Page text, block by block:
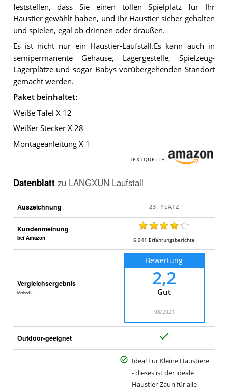
feststellen, dass Sie einen tollen Spielplatz für Ihr
Haustier gewählt haben, und Ihr Haustier sicher gehalten
und spielen, egal ob drinnen oder draußen.
Es ist nicht nur ein Haustier-Laufstall.Es kann auch in
semipermanente Gehäuse, Lagergestelle, Spielzeug-
Lagerplätze und sogar Babys vorübergehenden Standort
gemacht werden.
Paket beinhaltet:
Weiße Tafel X 12
Weißer Stecker X 28
Montageanleitung X 1
TEXTQUELLE:
Datenblatt zu LANGXUN Laufstall
Auszeichnung
Kundenmeinung
bei Amazon 6.041 Erfahrungsberichte
Vergleichsergebnis
Methodik
Bewertung
2,2
Gut
08/2021
Outdoor-geeignet
a
Ideal Für Kleine Haustiere
- dieses ist der ideale
Haustier-Zaun für alle